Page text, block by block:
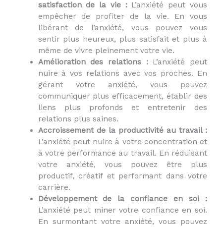
satisfaction de la vie :L’anxiété peut vous
empêcher de profiter de la vie. En vous
libérant de l’anxiété, vous pouvez vous
sentir plus heureux, plus satisfait et plus à
même de vivre pleinement votre vie.
Amélioration des relations :L’anxiété peut
nuire à vos relations avec vos proches. En
gérant votre anxiété, vous pouvez
communiquer plus efficacement, établir des
liens plus profonds et entretenir des
relations plus saines.
Accroissement de la productivité au travail :
L’anxiété peut nuire à votre concentration et
à votre performance au travail. En réduisant
votre anxiété, vous pouvez être plus
productif, créatif et performant dans votre
carrière.
Développement de la confiance en soi :
L’anxiété peut miner votre confiance en soi.
En surmontant votre anxiété, vous pouvez